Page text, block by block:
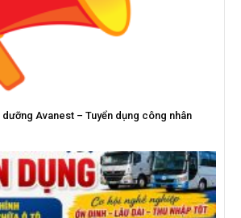
Avanest – Tuyển dụng công nhân